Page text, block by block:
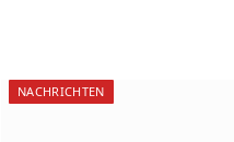
NACHRICHTEN